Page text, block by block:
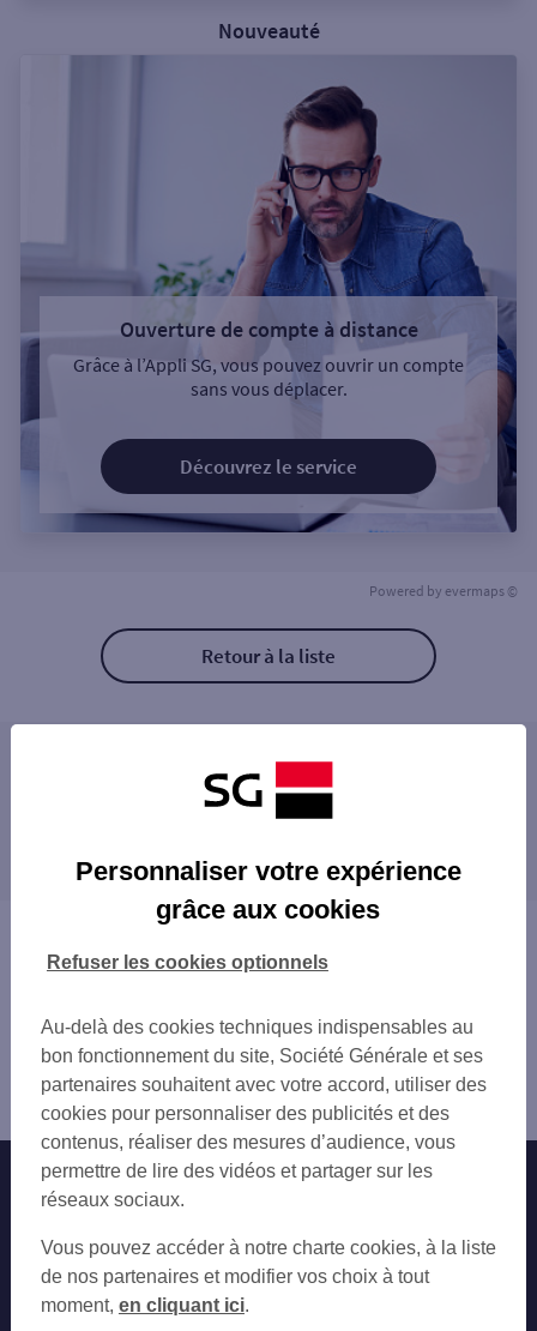
Nouveauté
Ouverture de compte à distance
Grâce à l’Appli SG, vous pouvez ouvrir un compte
sans vous déplacer.
Découvrez le service
Powered by evermaps ©
Retour à la liste
Les distributeurs/automates à proximité
AIRE SUR L'ADOUR 47 RUE GAMBETTA
proximité
Vous êtes ici : Accueil
Trouver une agence bancaire
Landes
Aire sur l'Adour
Distributeur/automate AIRE SUR L'ADOUR 6 T RUE HENRI
LABE
Nos engagements Nous contacter
Autres sites SG
Professionnels
Entreprises
Personnaliser votre expérience
grâce aux cookies
Au-delà des cookies techniques indispensables au
bon fonctionnement du site, Société Générale et ses
partenaires souhaitent avec votre accord, utiliser des
cookies pour personnaliser des publicités et des
contenus, réaliser des mesures d’audience, vous
permettre de lire des vidéos et partager sur les
réseaux sociaux.
Vous pouvez accéder à notre charte cookies, à la liste
de nos partenaires et modifier vos choix à tout
moment, en cliquant ici.
Refuser les cookies optionnels